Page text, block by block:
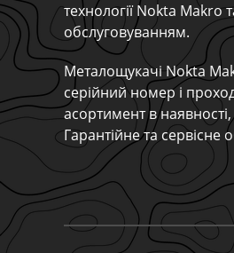
технології Nokta Makro
обслуговуванням.
Металощукачі Nokta
серійний номер і
асортимент в
Гарантійне та сервісне